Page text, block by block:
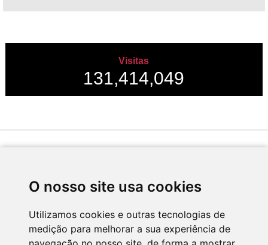
O nosso site usa cookies
Utilizamos cookies e outras tecnologias de
medição para melhorar a sua experiência de
Visitas
131,414,049